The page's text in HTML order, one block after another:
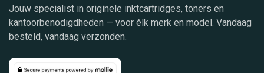
Jouw specialist in originele inktcartridges, toners en
kantoorbenodigdheden — voor élk merk en model. Vandaag
besteld, vandaag verzonden.